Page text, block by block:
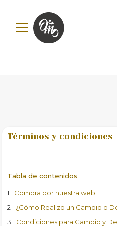
function () { if (!is_checkout()) return;
Términos y condiciones
Tabla de contenidos
Compra por nuestra web
¿Cómo Realizo un Cambio o
Condiciones para Cambio y